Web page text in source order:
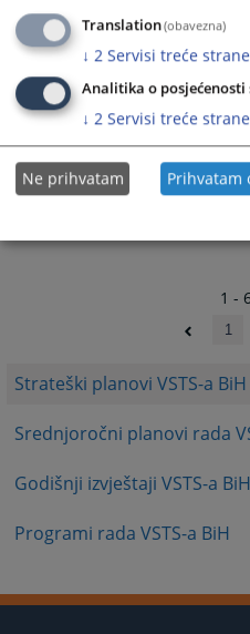
Strateški planovi VSTS-a BiH
Srednjoročni planovi rada
Godišnji izvještaji VSTS-a BiH
Programi rada VSTS-a BiH
shortcuts
for
changing
dates.
for
25.09.2014.
1 -
1
Translation(obavezna)
↓ 2 Servisi treće strane
Analitika o posjećenosti
↓ 2 Servisi treće strane
Ne prihvatam Prihvatam